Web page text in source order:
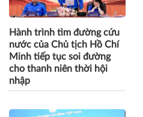
Hành trình tìm đường cứu
nước của Chủ tịch Hồ Chí
Minh tiếp tục soi đường
cho thanh niên thời hội
nhập